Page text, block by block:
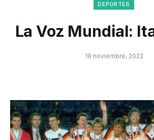
DEPORTES
La Voz Mundial:
19 noviembre, 2022